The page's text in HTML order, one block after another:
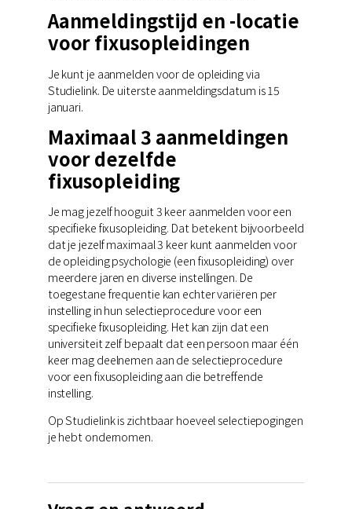
Aanmeldingstijd en -locatie
voor fixusopleidingen
Je kunt je aanmelden voor de opleiding via
Studielink. De uiterste aanmeldingsdatum is 15
januari.
Maximaal 3 aanmeldingen
voor dezelfde
fixusopleiding
Je mag jezelf hooguit 3 keer aanmelden voor een
specifieke fixusopleiding. Dat betekent bijvoorbeeld
dat je jezelf maximaal 3 keer kunt aanmelden voor
de opleiding psychologie (een fixusopleiding) over
meerdere jaren en diverse instellingen. De
toegestane frequentie kan echter variëren per
instelling in hun selectieprocedure voor een
specifieke fixusopleiding. Het kan zijn dat een
universiteit zelf bepaalt dat een persoon maar één
keer mag deelnemen aan de selectieprocedure
voor een fixusopleiding aan die betreffende
instelling.
Op Studielink is zichtbaar hoeveel selectiepogingen
je hebt ondernomen.